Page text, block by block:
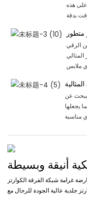
على هذه
الرقي
يبحث عن
يجعلها
أنيقة وبسيطة
غرامة شبكة الفرقة الكوارتز
جلدية عالية الجودة للرجال مع